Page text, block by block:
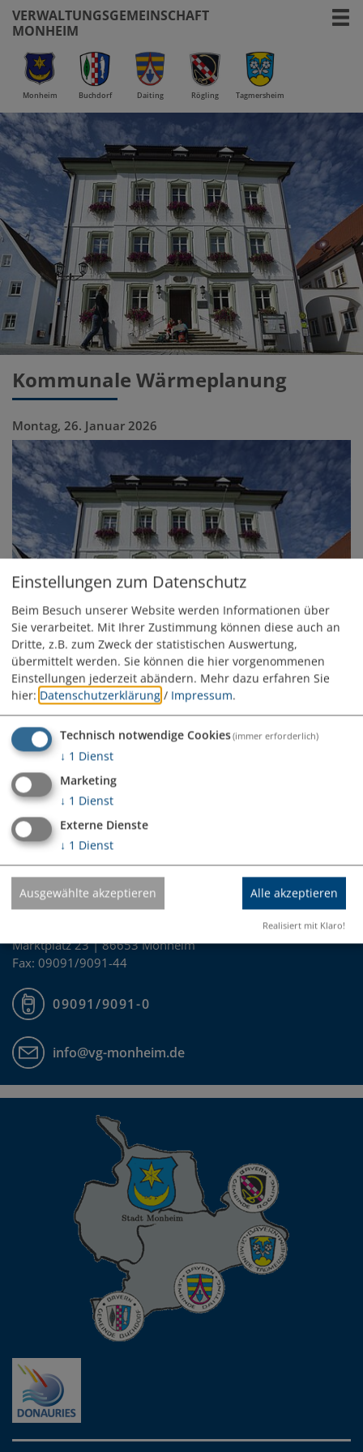
VERWALTUNGSGEMEINSCHAFT
MONHEIM
Monheim Buchdorf Daiting Rögling Tagmersheim
Kommunale Wärmeplanung
Montag, 26. Januar 2026
Die Stadt Monheim hat gemeinsam mit den Gemeinden
Daiting, Rögling und Tagmersheim die Lechwerke und ihren
Partner digikoo mit der Erstellung eines kommunalen
Wärmeplans beauftragt, um eine klimafreundliche
Wärmeversorgung für die rund 8.000 Einwohner zu
entwickeln.
Alle Informationen finden Sie
VG Monheim -
info@vg-monheim.de
Marktplatz 23 | 86653 Monheim
Fax: 09091/9091-44
09091/9091-0
info@vg-monheim.de
Einstellungen zum Datenschutz
Beim Besuch unserer Website werden Informationen über
Sie verarbeitet. Mit Ihrer Zustimmung können diese auch an
Dritte, z.B. zum Zweck der statistischen Auswertung,
übermittelt werden. Sie können die hier vorgenommenen
Einstellungen jederzeit abändern. Mehr dazu erfahren Sie
hier: Datenschutzerklärung / Impressum.
Technisch notwendige Cookies(immer erforderlich)
↓ 1 Dienst
Marketing
↓ 1 Dienst
Externe Dienste
↓ 1 Dienst
Ausgewählte akzeptieren Alle akzeptieren
Realisiert mit Klaro!